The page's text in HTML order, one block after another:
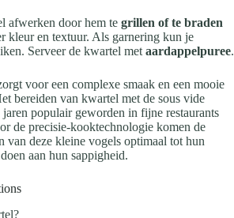
afwerken door hem te grillen of te braden
kleur en textuur. Als garnering kun je
Serveer de kwartel met aardappelpuree.
voor een complexe smaak en een mooie
bereiden van kwartel met de sous vide
populair geworden in fijne restaurants
de precisie-kooktechnologie komen de
van deze kleine vogels optimaal tot hun
aan hun sappigheid.